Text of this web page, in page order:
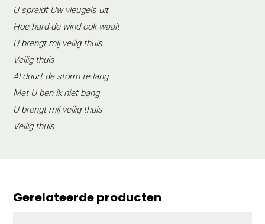
U spreidt Uw vleugels uit
Hoe hard de wind ook waait
U brengt mij veilig thuis
Veilig thuis
Al duurt de storm te lang
Met U ben ik niet bang
U brengt mij veilig thuis
Veilig thuis
Gerelateerde producten